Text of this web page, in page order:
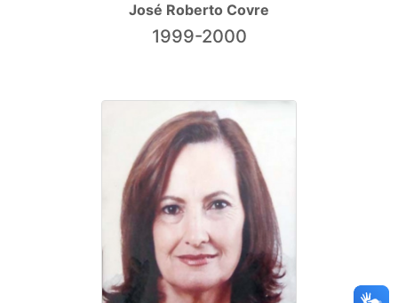
José Roberto Covre
1999-2000